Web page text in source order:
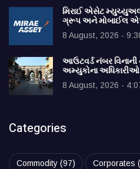
મિરાઈ એસેટ
ગ્રૂપ અને મોબાઈલ એપ
8 August, 2026 -
આઉટવર્ડ નંબર વિનાની
અમ્યુકોના અધિકારીઓ
8 August, 2026 -
Categories
Commodity (97) Corporates